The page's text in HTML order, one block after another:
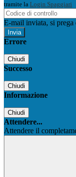
tramite la Login Spaggiari
E-mail inviata, si prega
Errore
Chiudi
Successo
Chiudi
Informazione
Chiudi
Attendere...
Attendere il